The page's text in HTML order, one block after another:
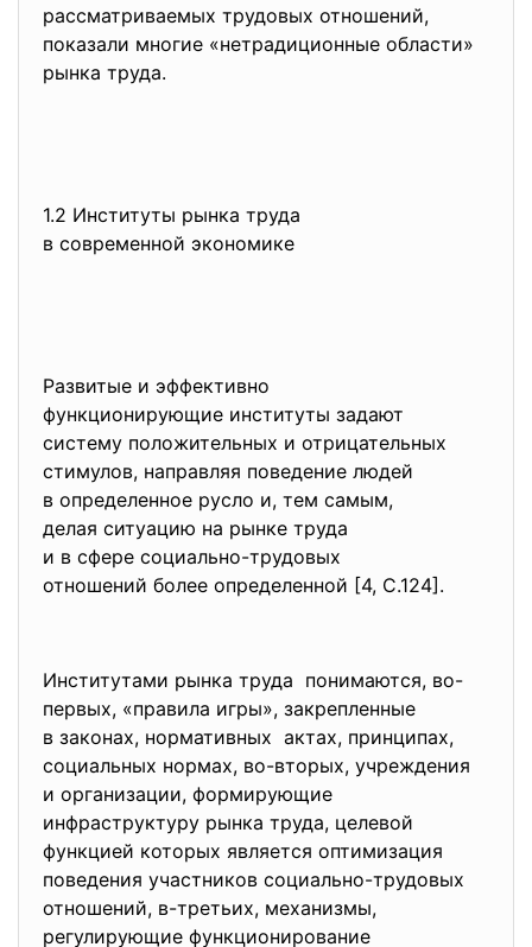
рассматриваемых трудовых отношений,
показали многие «нетрадиционные области»
рынка труда.
1.2 Институты рынка труда
в современной экономике
Развитые и эффективно
функционирующие институты задают
систему положительных и отрицательных
стимулов, направляя поведение людей
в определенное русло и, тем самым,
делая ситуацию на рынке труда
и в сфере социально-трудовых
отношений более определенной [4, С.124].
Институтами рынка труда понимаются, во-
первых, «правила игры», закрепленные
в законах, нормативных актах, принципах,
социальных нормах, во-вторых, учреждения
и организации, формирующие
инфраструктуру рынка труда, целевой
функцией которых является оптимизация
поведения участников социально-трудовых
отношений, в-третьих, механизмы,
регулирующие функционирование